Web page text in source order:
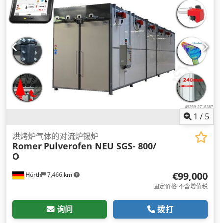
1 / 5
Hürth 7,466 km
烘烤炉气体的对流炉锡炉
Romer Pulverofen NEU SGS- 800/
O
€99,000
固定价格 不含增值税
询问 拨打